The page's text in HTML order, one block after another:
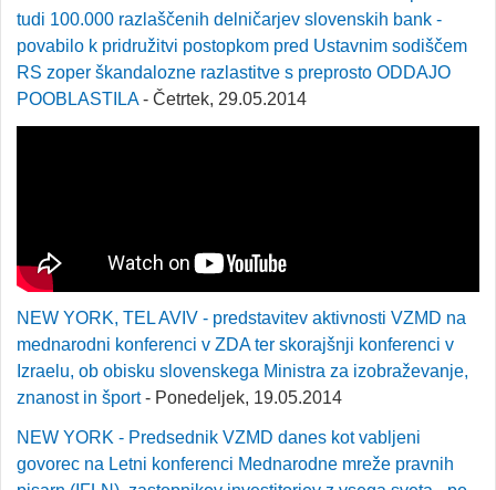
tudi 100.000 razlaščenih delničarjev slovenskih bank -
povabilo k pridružitvi postopkom pred Ustavnim sodiščem
RS zoper škandalozne razlastitve s preprosto ODDAJO
POOBLASTILA- Četrtek, 29.05.2014
NEW YORK, TEL AVIV - predstavitev aktivnosti VZMD na
mednarodni konferenci v ZDA ter skorajšnji konferenci v
Izraelu, ob obisku slovenskega Ministra za izobraževanje,
znanost in šport- Ponedeljek, 19.05.2014
NEW YORK - Predsednik VZMD danes kot vabljeni
govorec na Letni konferenci Mednarodne mreže pravnih